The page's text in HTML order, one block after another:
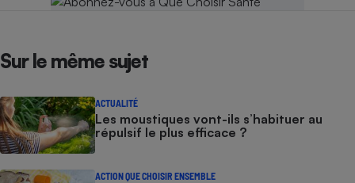
Sur le même sujet
ACTUALITÉ
Les moustiques vont-ils s’habituer au
répulsif le plus efficace ?
ACTION QUE CHOISIR ENSEMBLE